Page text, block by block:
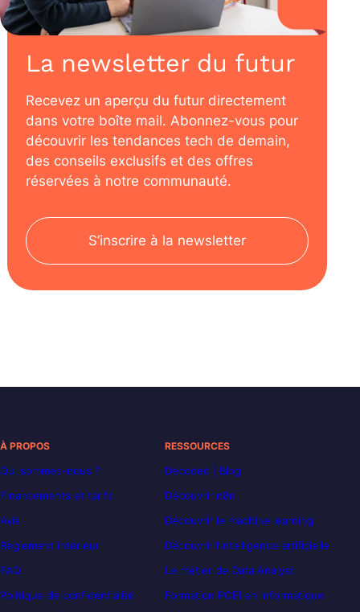
La newsletter du futur
Recevez un aperçu du futur directement
dans votre boîte mail. Abonnez-vous pour
découvrir les tendances tech de demain,
des conseils exclusifs et des offres
réservées à notre communauté.
S’inscrire à la newsletter
À PROPOS
Qui sommes-nous ?
Financements et tarifs
Avis
Règlement intérieur
FAQ
Politique de confidentialité
RESSOURCES
Decoded | Blog
Découvrir n8n
Découvrir le machine learning
Découvrir l’intelligence artificielle
Le métier de Data Analyst
Formation POEI en informatique